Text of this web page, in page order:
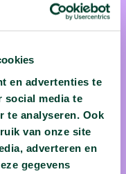
en advertenties te
social media te
te analyseren. Ook
van onze site
adverteren en
gegevens
emeritus hoogleraar
van Utrecht. Hij
en raakte daar
Recent onderzoek
sociale gedrag van